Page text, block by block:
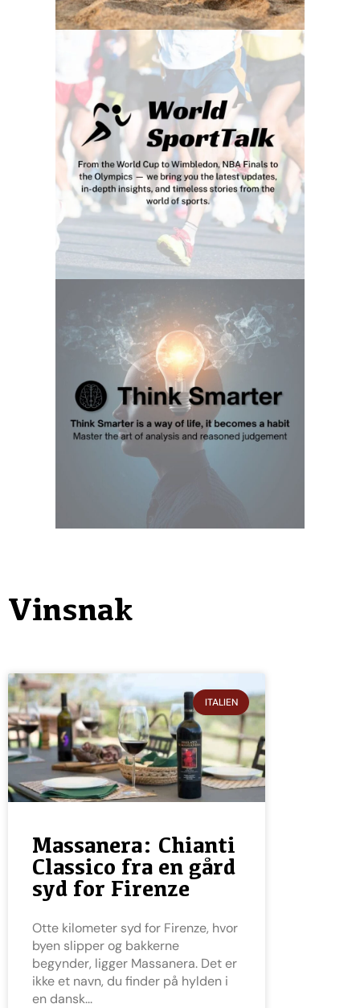
Vinsnak
ITALIEN
Massanera: Chianti
Classico fra en gård
syd for Firenze
Otte kilometer syd for Firenze, hvor
byen slipper og bakkerne
begynder, ligger Massanera. Det er
ikke et navn, du finder på hylden i
en dansk